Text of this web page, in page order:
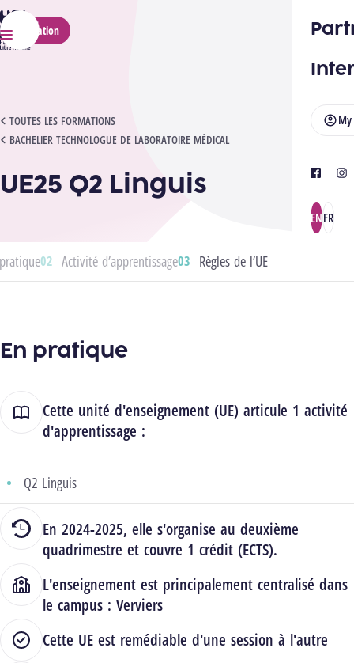
HELMo
Menu
My
facebook
ENFR
Application
TOUTES LES FORMATIONS
BACHELIER TECHNOLOGUE DE LABORATOIRE MÉDICAL
UE25 Q2 LINGUIS
UE25 Q2 Linguis
Activité d’apprentissage Règles de l’UE
En pratique
Cette unité d'enseignement (UE) articule 1 activité
d'apprentissage :
Q2 Linguis
En 2024-2025, elle s'organise au deuxième
quadrimestre et couvre 1 crédit (ECTS).
L'enseignement est principalement centralisé dans
le campus : Verviers
Cette UE est remédiable d'une session à l'autre